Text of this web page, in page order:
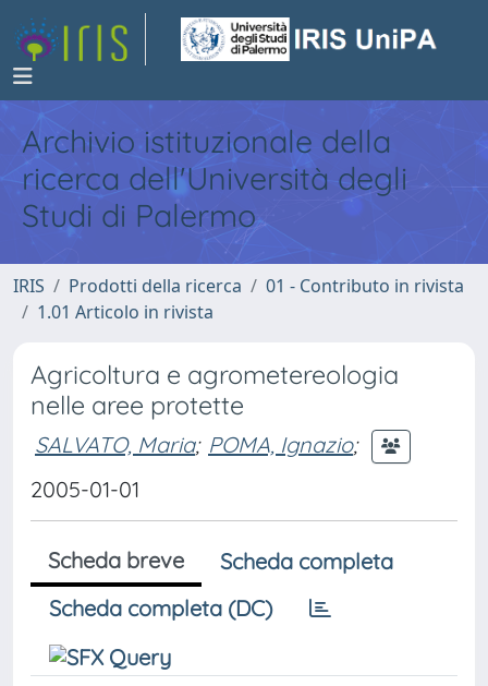
Archivio istituzionale della
ricerca dell'Università degli
Studi di Palermo
IRIS Prodotti della ricerca
01 - Contributo in rivista
1.01 Articolo in rivista
Agricoltura e agrometereologia
nelle aree protette
SALVATO, Maria; POMA, Ignazio;
2005-01-01
Scheda breve
Scheda completa
Scheda completa (DC)